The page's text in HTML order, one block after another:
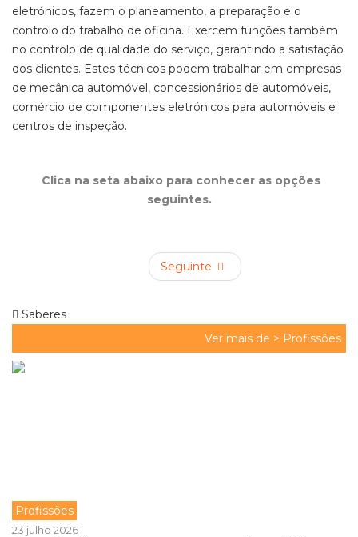
eletrónicos, fazem o planeamento, a preparação e o
controlo do trabalho de oficina. Exercem funções também
no controlo de qualidade do serviço, garantindo a satisfação
dos clientes. Estes técnicos podem trabalhar em empresas
de mecânica automóvel, concessionários de automóveis,
comércio de componentes eletrónicos para automóveis e
centros de inspeção.
Clica na seta abaixo para conhecer as opções
seguintes.
Seguinte
Saberes
Ver mais de > Profissões
Profissões
23 julho 2026